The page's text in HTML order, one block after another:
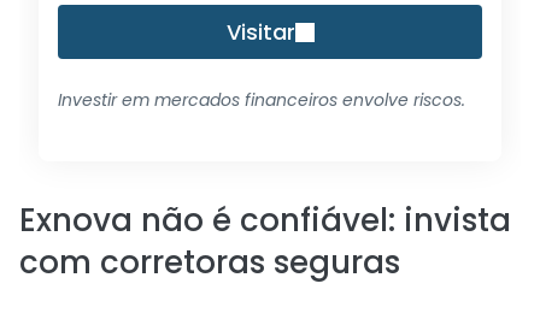
Visitar
Investir em mercados financeiros envolve riscos.
Exnova não é confiável: invista
com corretoras seguras